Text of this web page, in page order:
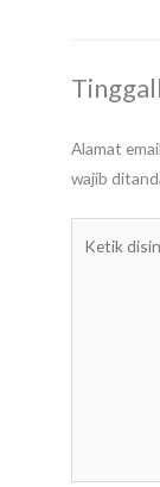
Alamat
wajib